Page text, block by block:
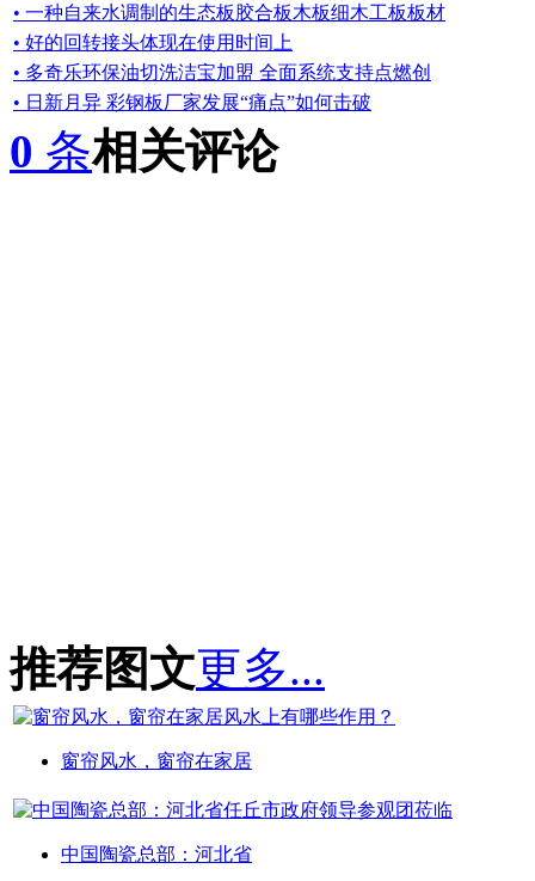
• 一种自来水调制的生态板胶合板木板细木工板板材
• 好的回转接头体现在使用时间上
• 多奇乐环保油切洗洁宝加盟 全面系统支持点燃创
• 日新月异 彩钢板厂家发展“痛点”如何击破
0 条相关评论
推荐图文更多...
窗帘风水，窗帘在家居
中国陶瓷总部：河北省